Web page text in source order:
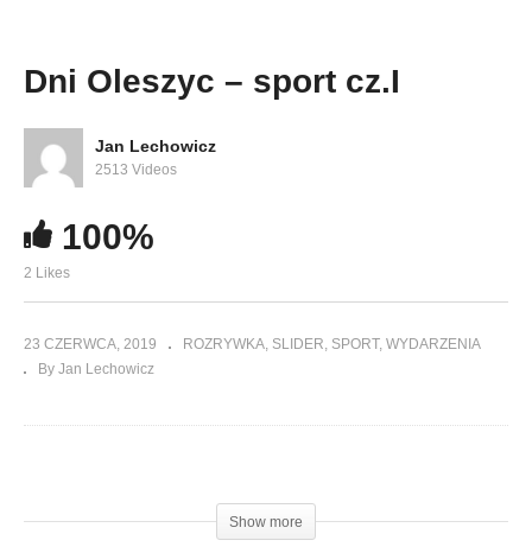
Dni Oleszyc – sport cz.I
Jan Lechowicz
2513 Videos
100%
2 Likes
23 CZERWCA, 2019 ROZRYWKA SLIDER SPORT WYDARZENIA
By Jan Lechowicz
Show more